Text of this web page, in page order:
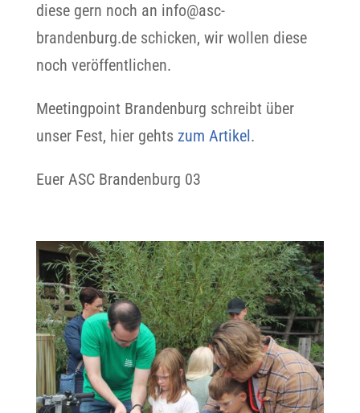
diese gern noch an info@asc-
brandenburg.de schicken, wir wollen diese
noch veröffentlichen.
Meetingpoint Brandenburg schreibt über
unser Fest, hier gehts zum Artikel.
Euer ASC Brandenburg 03